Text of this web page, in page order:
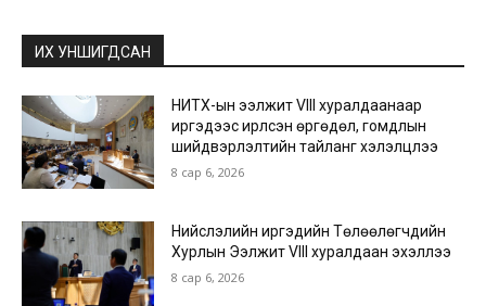
ИХ УНШИГДСАН
НИТХ-ын ээлжит VIII хуралдаанаар
иргэдээс ирүүлсэн өргөдөл, гомдлын
шийдвэрлэлтийн тайланг хэлэлцлээ
8 сар 6, 2026
Нийслэлийн иргэдийн Төлөөлөгчдийн
Хурлын Ээлжит VIII хуралдаан эхэллээ
8 сар 6, 2026